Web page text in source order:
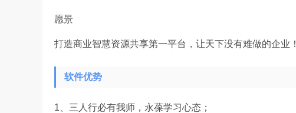
愿景
打造商业智慧资源共享第一平台，让天下没有难做的企业！
软件优势
1、三人行必有我师，永葆学习心态；